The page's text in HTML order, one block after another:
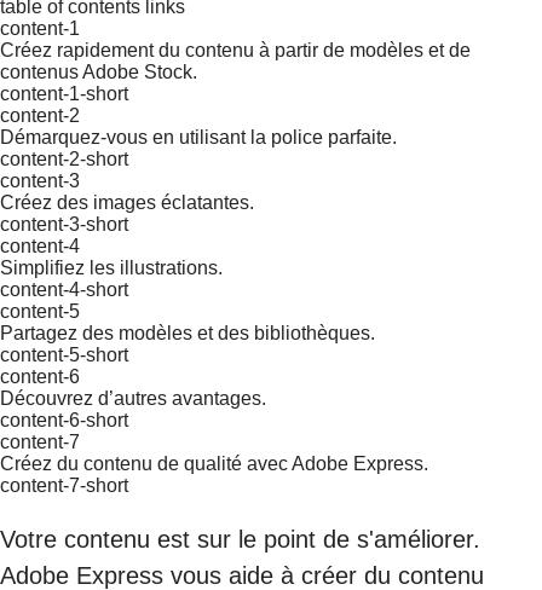
table of contents links
content-1
Créez rapidement du contenu à partir de modèles et de
contenus Adobe Stock.
content-1-short
content-2
Démarquez-vous en utilisant la police parfaite.
content-2-short
content-3
Créez des images éclatantes.
content-3-short
content-4
Simplifiez les illustrations.
content-4-short
content-5
Partagez des modèles et des bibliothèques.
content-5-short
content-6
Découvrez d’autres avantages.
content-6-short
content-7
Créez du contenu de qualité avec Adobe Express.
content-7-short
Votre contenu est sur le point de s'améliorer.
Adobe Express vous aide à créer du contenu